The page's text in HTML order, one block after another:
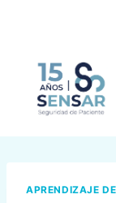
APRENDIZAJE